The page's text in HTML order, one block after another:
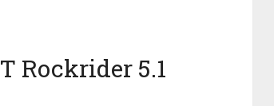
Rockrider 5.1